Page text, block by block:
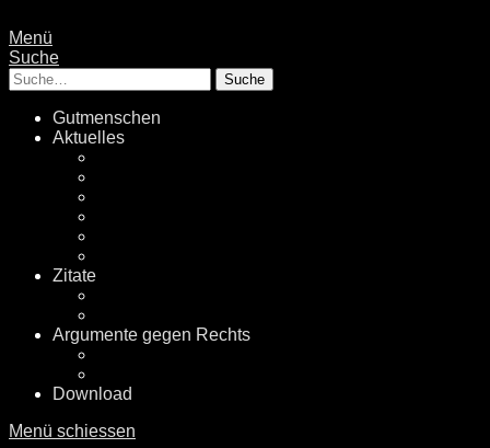
Menü
Suche
Suche
Gutmenschen
Aktuelles
Zitate
Argumente gegen Rechts
Download
Menü schiessen